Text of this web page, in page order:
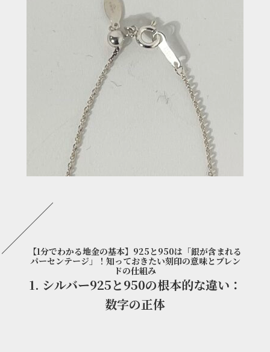
【1分でわかる地金の基本】925と950は「銀が含まれる
パーセンテージ」！知っておきたい刻印の意味とブレン
ドの仕組み
1. シルバー925と950の根本的な違い：
数字の正体